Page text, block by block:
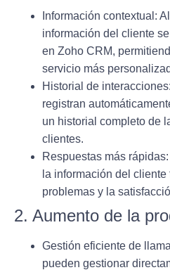
Información contextual :
información del cliente
en Zoho CRM,
servicio más
Historial de interacciones
registran
un historial completo de
clientes.
Respuestas más rápidas
la información del
problemas y la
2. Aumento de la
Gestión eficiente de
pueden gestionar